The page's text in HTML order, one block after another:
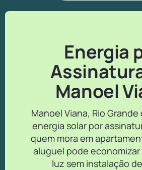
Energia
Manoel
Manoel Viana, Rio
energia solar por
quem mora em
aluguel pode
luz sem instalação